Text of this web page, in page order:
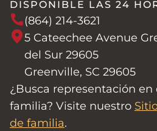
DISPONIBLE LAS 24
(864) 214-3621
5 Cateechee Avenue
del Sur 29605
Greenville, SC 29605
¿Busca representación en
familia? Visite nuestro
de familia.